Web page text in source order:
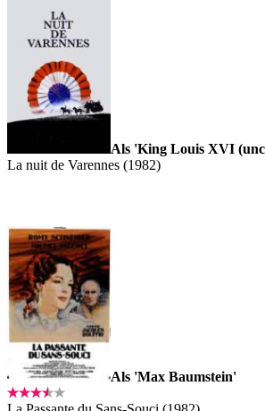
Als 'King Louis XVI
La nuit de Varennes (1982)
Als 'Max Baumstein'